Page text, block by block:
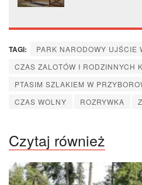
TAGI: PARK NARODOWY UJŚCIE
CZAS ZALOTÓW I RODZINNYCH
PTASIM SZLAKIEM W
CZAS WOLNY
ROZRYWKA
Czytaj również